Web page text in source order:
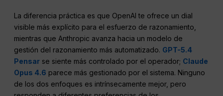
La diferencia práctica es que OpenAI te ofrece un dial
visible más explícito para el esfuerzo de razonamiento,
mientras que Anthropic avanza hacia un modelo de
gestión del razonamiento más automatizado. GPT-5.4
Pensar se siente más controlado por el operador; Claude
Opus 4.6 parece más gestionado por el sistema. Ninguno
de los dos enfoques es intrínsecamente mejor, pero